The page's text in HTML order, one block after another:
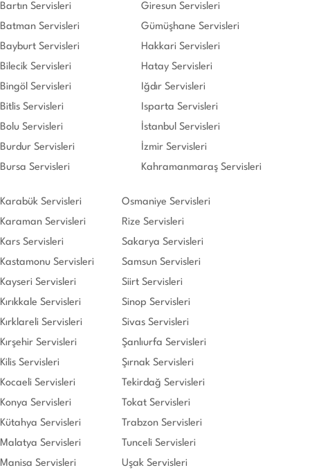
Bartın Servisleri
Batman Servisleri
Bayburt Servisleri
Bilecik Servisleri
Bingöl Servisleri
Bitlis Servisleri
Bolu Servisleri
Burdur Servisleri
Bursa Servisleri
Giresun Servisleri
Gümüşhane Servisleri
Hakkari Servisleri
Hatay Servisleri
Iğdır Servisleri
Isparta Servisleri
İstanbul Servisleri
İzmir Servisleri
Kahramanmaraş Servisleri
Karabük Servisleri
Karaman Servisleri
Kars Servisleri
Kastamonu Servisleri
Kayseri Servisleri
Kırıkkale Servisleri
Kırklareli Servisleri
Kırşehir Servisleri
Kilis Servisleri
Kocaeli Servisleri
Konya Servisleri
Kütahya Servisleri
Malatya Servisleri
Manisa Servisleri
Osmaniye Servisleri
Rize Servisleri
Sakarya Servisleri
Samsun Servisleri
Siirt Servisleri
Sinop Servisleri
Sivas Servisleri
Şanlıurfa Servisleri
Şırnak Servisleri
Tekirdağ Servisleri
Tokat Servisleri
Trabzon Servisleri
Tunceli Servisleri
Uşak Servisleri